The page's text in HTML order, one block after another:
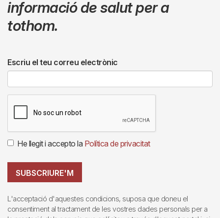
informació de salut per a
tothom.
Escriu el teu correu electrònic
He llegit i accepto la Política de privacitat
SUBSCRIURE'M
L'acceptació d'aquestes condicions, suposa que doneu el
consentiment al tractament de les vostres dades personals per a